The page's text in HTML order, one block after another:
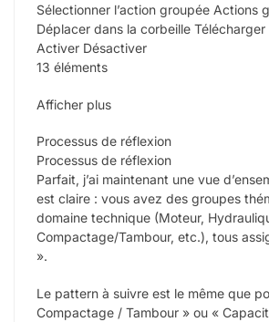
Sélectionner l’action groupée Actions
Déplacer dans la corbeille
Activer Désactiver
13 éléments
Afficher plus
Processus de réflexion
Processus de réflexion
Parfait, j’ai maintenant une vue
est claire : vous avez des groupes
domaine technique (Moteur,
Compactage/Tambour, etc.), tous
».
Le pattern à suivre est le même que
Compactage / Tambour » ou «